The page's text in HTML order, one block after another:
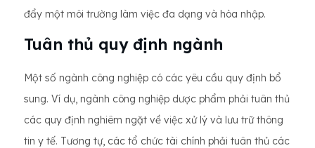
đẩy một môi trường làm việc đa dạng và hòa nhập.
Tuân thủ quy định ngành
Một số ngành công nghiệp có các yêu cầu quy định bổ
sung. Ví dụ, ngành công nghiệp dược phẩm phải tuân thủ
các quy định nghiêm ngặt về việc xử lý và lưu trữ thông
tin y tế. Tương tự, các tổ chức tài chính phải tuân thủ các